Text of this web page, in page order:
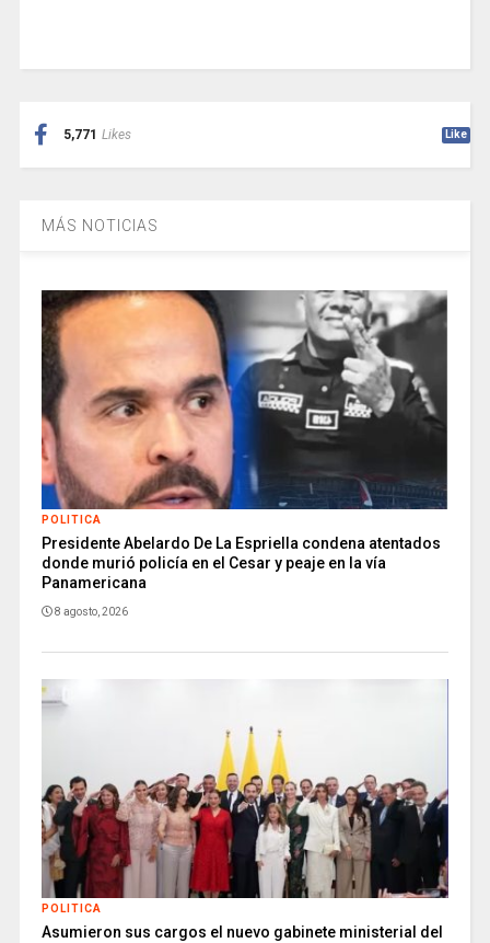
5,771 Likes Like
MÁS NOTICIAS
POLITICA
Presidente Abelardo De La Espriella condena atentados
donde murió policía en el Cesar y peaje en la vía
Panamericana
8 agosto, 2026
POLITICA
Asumieron sus cargos el nuevo gabinete ministerial del